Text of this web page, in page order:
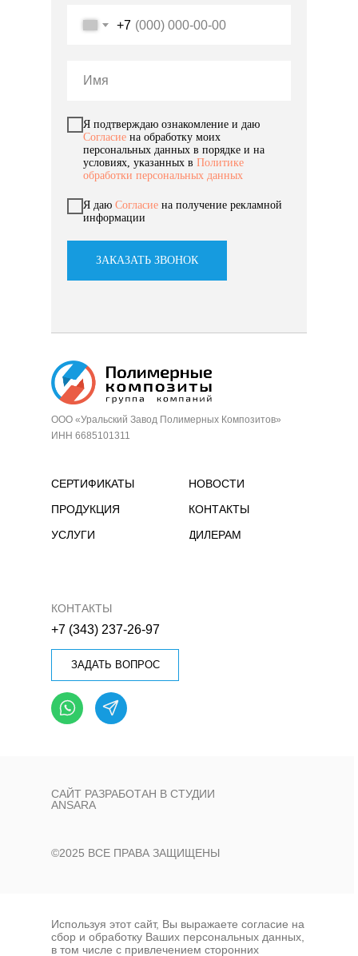
+7
Я подтверждаю ознакомление и даю
Согласие на обработку моих
персональных данных в порядке и на
условиях, указанных в Политике
обработки персональных данных
Я даю Согласие на получение рекламной
информации
ЗАКАЗАТЬ ЗВОНОК
©2025 ВСЕ ПРАВА ЗАЩИЩЕНЫ
САЙТ РАЗРАБОТАН В СТУДИИ
ANSARA
КОНТАКТЫ
ЗАДАТЬ ВОПРОС
+7 (343) 237-26-97
ООО «Уральский Завод Полимерных Композитов»
ИНН 6685101311
НОВОСТИ
КОНТАКТЫ
ДИЛЕРАМ
СЕРТИФИКАТЫ
ПРОДУКЦИЯ
УСЛУГИ
Используя этот сайт, Вы выражаете согласие на
сбор и обработку Ваших персональных данных,
в том числе с привлечением сторонних
предоставления персонализированных
рекомендаций.